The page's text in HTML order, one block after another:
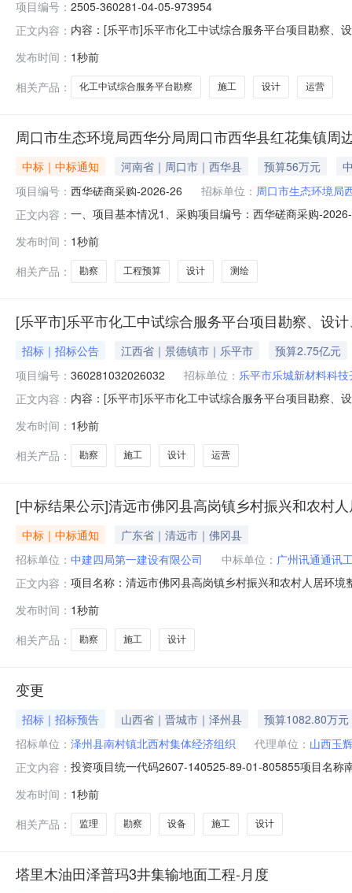
项目编号： 2505-360281-04-05-973954
正文内容： 内容：[乐平市]乐平市化工中试综合服务平台项目勘察、
包的招标文件已发布，请各位潜在投标单位进入系统进行
发布时间： 1秒前
相关产品：
化工中试综合服务平台勘察 施工 设计 运营
周口市生态环境局西华分局周口市西华县红花集镇
中标｜中标通知 河南省｜周口市｜西华县 预算56万元
项目编号： 西华磋商采购-2026-26 招标单位： 周口市生态环境局
正文内容： 一、项目基本情况1、采购项目编号：西华磋商采购-
额单位备注信息ZK202607310-1周口市生态环境局西华
团有限公司
发布时间： 1秒前
相关产品：
勘察 工程预算 设计 测绘
[乐平市]乐平市化工中试综合服务平台项目勘察、设
招标｜招标公告 江西省｜景德镇市｜乐平市
预算2.75亿元
项目编号： 360281032026032 招标单位： 乐平市乐城新材料科
正文内容： 内容：[乐平市]乐平市化工中试综合服务平台项目勘察
投标办公室监管部门联系电话：0798-6832776交易中心
发布时间： 1秒前
相关产品：
勘察 施工 设计 运营
[中标结果公示]清远市佛冈县高岗镇乡村振兴和农村
中标｜中标通知
广东省｜清远市｜佛冈县
招标单位： 中建四局第一建设有限公司 中标单位： 广州讯通通讯
正文内容： 项目名称：清远市佛冈县高岗镇乡村振兴和农村人居环
发布时间： 1秒前
相关产品：
勘察 施工 设计
变更
招标｜招标预告 山西省｜晋城市｜泽州县
预算1082.80万元
招标单位： 泽州县南村镇北西村集体经济组织 代理单位： 山西玉
正文内容： 投资项目统一代码2607-140525-89-01-805855项目名称
镇北西村建设内容及规模1、项目总占地面积为6585.20
发布时间： 1秒前
相关产品：
监理 勘察 设备 施工 设计
塔里木油田泽普玛3井集输地面工程-月度